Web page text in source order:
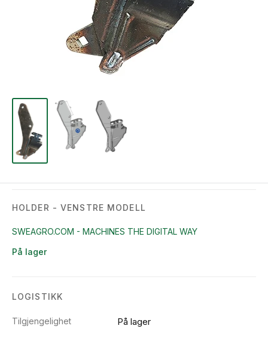
HOLDER - VENSTRE MODELL
SWEAGRO.COM - MACHINES THE DIGITAL WAY
På lager
LOGISTIKK
Tilgjengelighet På lager